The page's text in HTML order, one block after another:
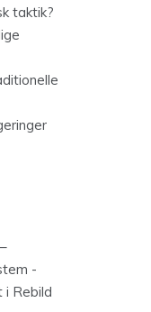
taktik?
-
i Rebild